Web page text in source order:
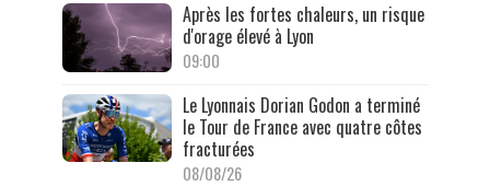
Après les fortes chaleurs, un risque
d'orage élevé à Lyon
09:00
Le Lyonnais Dorian Godon a terminé
le Tour de France avec quatre côtes
fracturées
08/08/26